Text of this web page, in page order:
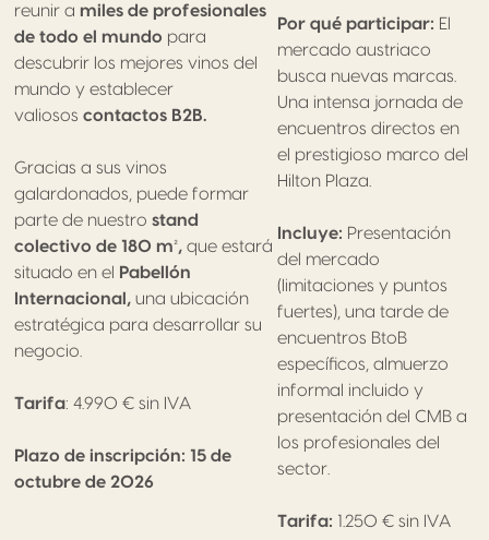
reunir a miles de profesionales
de todo el mundo para
descubrir los mejores vinos del
mundo y establecer
valiosos contactos B2B.
Gracias a sus vinos
galardonados, puede formar
parte de nuestro stand
colectivo de 180 m², que estará
situado en el Pabellón
Internacional, una ubicación
estratégica para desarrollar su
negocio.
Tarifa: 4.990 € sin IVA
Plazo de inscripción: 15 de
octubre de 2026
Por qué participar: El
mercado austriaco
busca nuevas marcas.
Una intensa jornada de
encuentros directos en
el prestigioso marco del
Hilton Plaza.
Incluye: Presentación
del mercado
(limitaciones y puntos
fuertes), una tarde de
encuentros BtoB
específicos, almuerzo
informal incluido y
presentación del CMB a
los profesionales del
sector.
Tarifa: 1.250 € sin IVA